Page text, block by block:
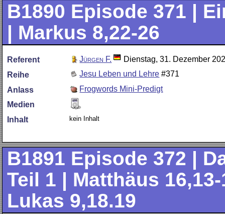
B1890 Episode 371 |
| Markus 8,22-26
Referent Jürgen F.
Dienstag, 31. Dezember
Reihe
Jesu Leben und Lehre #371
Anlass
Frogwords Mini-Predigt
Medien
Inhalt
kein Inhalt
B1891 Episode 372 |
Teil 1 | Matthäus
Lukas 9,18.19